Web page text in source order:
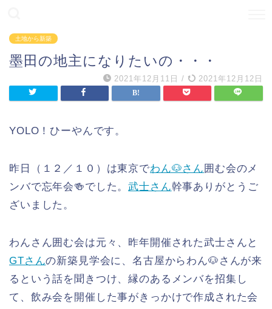
土地から新築
墨田の地主になりたいの・・・
2021年12月11日 / 2021年12月12日
YOLO！ひーやんです。
昨日（１２／１０）は東京でわん🐶さん 囲む会のメ
ンバで忘年会🍻でした。武士さん幹事ありがとうご
ざいました。
わんさん囲む会は元々、昨年開催された武士さんと
GTさんの新築見学会に、名古屋からわん🐶さんが来
るという話を聞きつけ、縁のあるメンバを招集し
て、飲み会を開催した事がきっかけで作成された会